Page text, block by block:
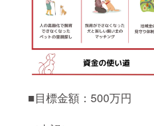
■目標金額：500万円